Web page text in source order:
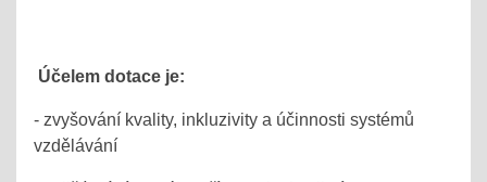
Účelem dotace je:
- zvyšování kvality, inkluzivity a účinnosti systémů
vzdělávání